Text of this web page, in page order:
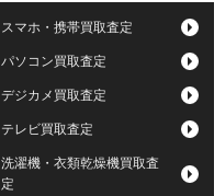
スマホ・携帯買取査定
パソコン買取査定
デジカメ買取査定
テレビ買取査定
洗濯機・衣類乾燥機買取査
定